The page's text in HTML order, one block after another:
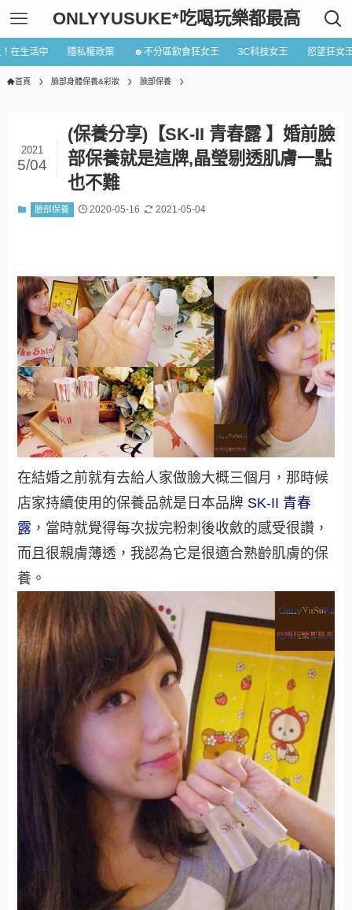
ONLYYUSUKE*吃喝玩樂都最高
在生活中 隱私權政策 ☻不分區飲食狂女王 3C科技女王 慾望狂女
首頁 臉部身體保養&彩妝 臉部保養
(保養分享)【SK-II 青春露 】婚前臉
部保養就是這牌,晶瑩剔透肌膚一點
也不難
2021
5/04
臉部保養 2020-05-16 2021-05-04
在結婚之前就有去給人家做臉大概三個月，那時候
店家持續使用的保養品就是日本品牌 SK-II 青春
露 ，當時就覺得每次拔完粉刺後收斂的感受很讚，
而且很親膚薄透，我認為它是很適合熟齡肌膚的保
養。